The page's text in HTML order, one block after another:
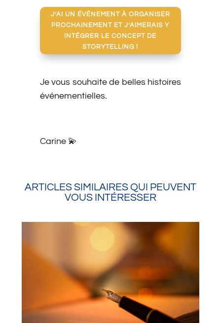
J’AI UN ÉVÉNEMENT À ORGANISER
PROCHAINEMENT ET J’AIMERAIS Y
INTÉGRER LE CONCEPT DE
STORYTELLING !
Je vous souhaite de belles histoires
événementielles.
Carine 💫
ARTICLES SIMILAIRES QUI PEUVENT
VOUS INTÉRESSER